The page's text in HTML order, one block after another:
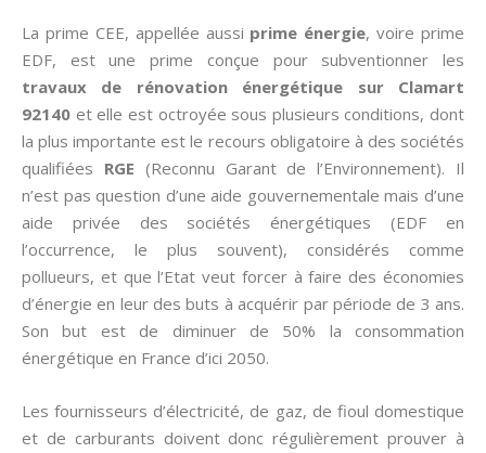
La prime CEE, appellée aussi­ prime énergie, voire prime
EDF, est une prime conçue pour subventionner les
travaux de rénovation énergétique sur Clamart
92140 et elle est octroyée sous plusieurs conditions, dont
la plus importante est le recours obligatoire à des sociétés
qualifiées RGE (Reconnu Garant de l’Environnement). Il
n’est pas question d’une aide gouvernementale mais d’une
aide privée des sociétés énergétiques (EDF en
l’occurrence, le plus souvent), considérés comme
pollueurs, et que l’Etat veut forcer à faire des économies
d’énergie en leur des buts à acquérir par période de 3 ans.
Son but est de diminuer de 50% la consommation
énergétique en France d’ici 2050.
Les fournisseurs d’électricité, de gaz, de fioul domestique
et de carburants doivent donc régulièrement prouver à